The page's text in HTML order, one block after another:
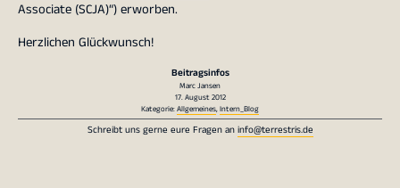
Associate (SCJA)“) erworben.
Herzlichen Glückwunsch!
Beitragsinfos
Marc Jansen
17. August 2012
Kategorie:Allgemeines,Intern_Blog
Schreibt uns gerne eure Fragen aninfo@terrestris.de